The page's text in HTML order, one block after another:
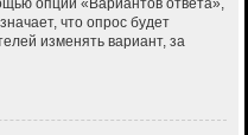
опции «Вариантов ответа»,
что опрос будет
изменять вариант, за